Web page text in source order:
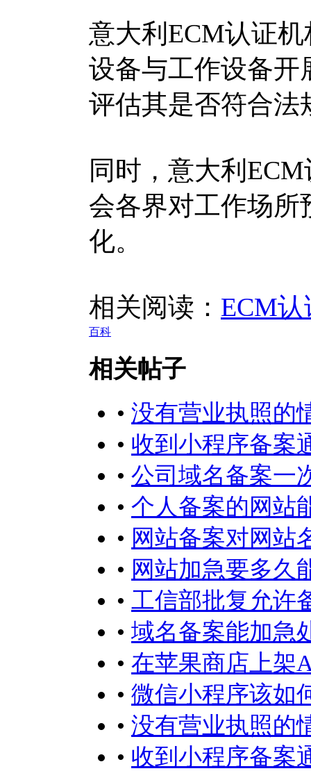
意大利ECM认证
设备与工作设备开
评估其是否符合法
同时，意大利
会各界对工作场所
化。
相关阅读： ECM认
百科
相关帖子
• 没有营业执照的
• 收到小程序备案
• 公司域名备案一
• 个人备案的网站
• 网站备案对网站
• 网站加急要多久
• 工信部批复允许
• 域名备案能加急
• 在苹果商店上架
• 微信小程序该如
• 没有营业执照的
• 收到小程序备案